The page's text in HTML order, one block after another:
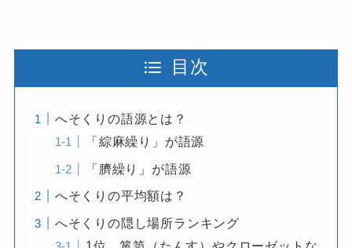
目次
へそくりの語源とは？
「綜麻繰り」が語源
「臍繰り」が語源
へそくりの平均額は？
へそくりの隠し場所ランキング